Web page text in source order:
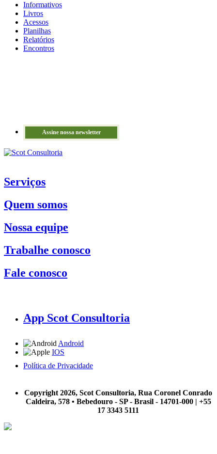
Informativos
Livros
Acessos
Planilhas
Relatórios
Encontros
Assine nossa newsletter
Serviços
Quem somos
Nossa equipe
Trabalhe conosco
Fale conosco
App Scot Consultoria
Android
IOS
Política de Privacidade
Copyright 2026, Scot Consultoria, Rua Coronel Conrado
Caldeira, 578 • Bebedouro - SP - Brasil - 14701-000 | +55
17 3343 5111